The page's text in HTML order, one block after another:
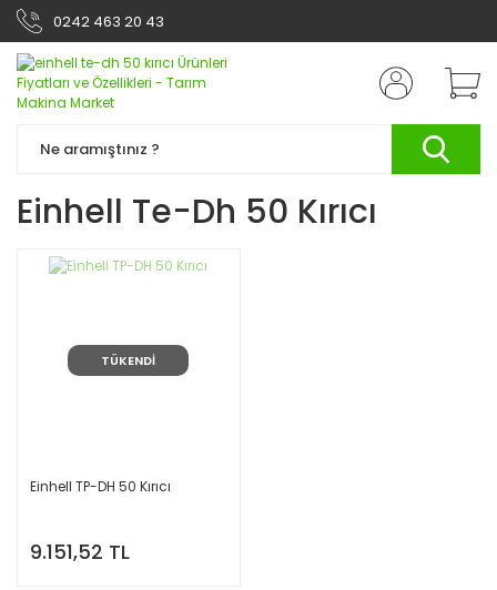
0242 463 20 43
Einhell Te-Dh 50 Kırıcı
TÜKENDİ
Einhell TP-DH 50 Kırıcı
9.151,52 TL